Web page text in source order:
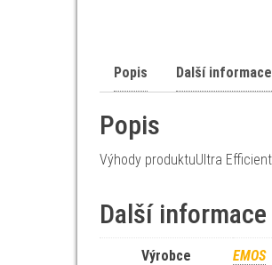
Popis Další informace
Popis
Výhody produktuUltra
Další informace
Výrobce EMOS